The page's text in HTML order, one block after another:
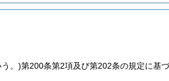
。)第200条第2項及び第202条の規定に基